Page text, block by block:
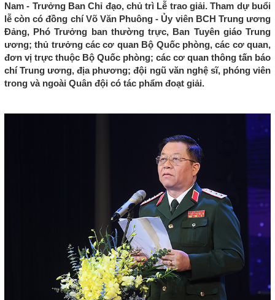
Nam - Trưởng Ban Chỉ đạo, chủ trì Lễ trao giải. Tham dự buổi
lễ còn có đồng chí Võ Văn Phuông - Ủy viên BCH Trung ương
Đảng, Phó Trưởng ban thường trực, Ban Tuyên giáo Trung
ương; thủ trưởng các cơ quan Bộ Quốc phòng, các cơ quan,
đơn vị trực thuộc Bộ Quốc phòng; các cơ quan thông tấn báo
chí Trung ương, địa phương; đội ngũ văn nghệ sĩ, phóng viên
trong và ngoài Quân đội có tác phẩm đoạt giải.